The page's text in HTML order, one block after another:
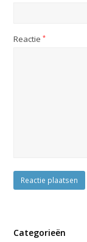
Reactie*
Categorieën